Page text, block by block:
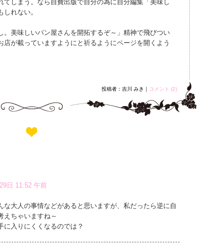
しまう。なら自費出版で自分の為に自分編集「美味し
れない。
。美味しいパン屋さんを開拓するぞ～」精神で飛びつい
が載っていますようにと祈るようにページを開くよう
投稿者：吉川 みき｜ コメント (2)
日 11:52 午前
大人の事情などがあると思いますが、私だったら逆に自
えちゃいますね～
に入りにくくなるのでは？